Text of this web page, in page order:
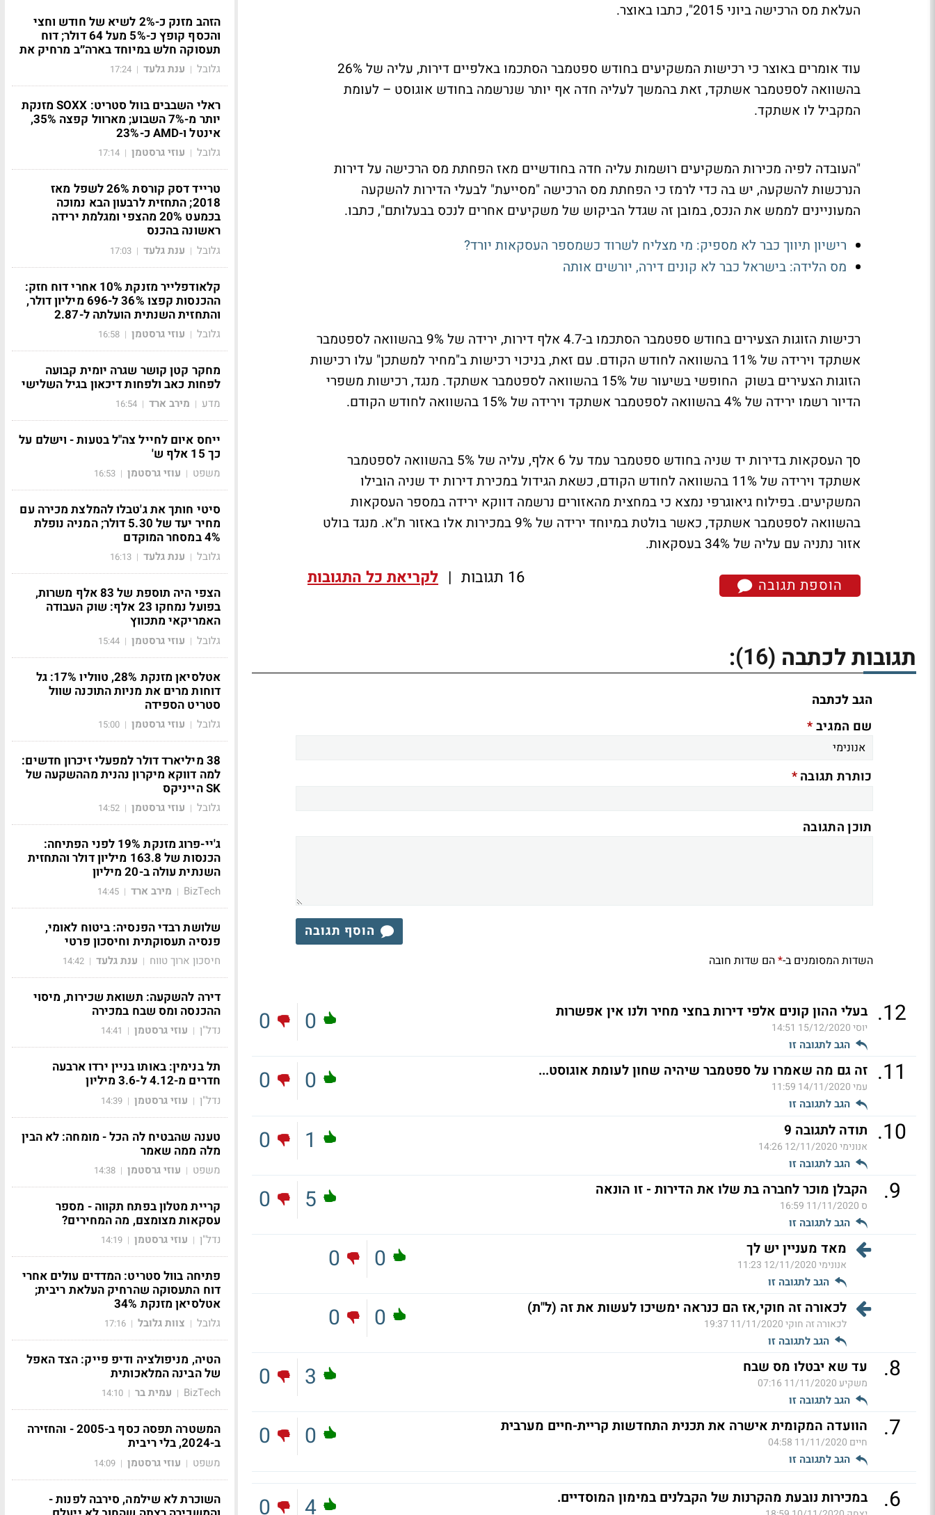
העלאת מס הרכישה ביוני 2015", כתבו באוצר.
עוד אומרים באוצר כי רכישות המשקיעים בחודש ספטמבר הסתכמו באלפיים דירות, עליה של 26%
בהשוואה לספטמבר אשתקד, זאת בהמשך לעליה חדה אף יותר שנרשמה בחודש אוגוסט – לעומת
המקביל לו אשתקד.
"העובדה לפיה מכירות המשקיעים רושמות עליה חדה בחודשיים מאז הפחתת מס הרכישה על דירות
הנרכשות להשקעה, יש בה כדי לרמז כי הפחתת מס הרכישה "מסייעת" לבעלי הדירות להשקעה
המעוניינים לממש את הנכס, במובן זה שגדל הביקוש של משקיעים אחרים לנכס בבעלותם", כתבו.
רישיון תיווך כבר לא מספיק: מי מצליח לשרוד כשמספר העסקאות יורד?
מס הלידה: בישראל כבר לא קונים דירה, יורשים אותה
רכישות הזוגות הצעירים בחודש ספטמבר הסתכמו ב-4.7 אלף דירות, ירידה של 9% בהשוואה לספטמבר
אשתקד וירידה של 11% בהשוואה לחודש הקודם. עם זאת, בניכוי רכישות ב"מחיר למשתכן" עלו רכישות
הזוגות הצעירים בשוק החופשי בשיעור של 15% בהשוואה לספטמבר אשתקד. מנגד, רכישות משפרי
הדיור רשמו ירידה של 4% בהשוואה לספטמבר אשתקד וירידה של 15% בהשוואה לחודש הקודם.
סך העסקאות בדירות יד שניה בחודש ספטמבר עמד על 6 אלף, עליה של 5% בהשוואה לספטמבר
אשתקד וירידה של 11% בהשוואה לחודש הקודם, כשאת הגידול במכירת דירות יד שניה הובילו
המשקיעים. בפילוח גיאוגרפי נמצא כי במחצית מהאזורים נרשמה דווקא ירידה במספר העסקאות
בהשוואה לספטמבר אשתקד, כאשר בולטת במיוחד ירידה של 9% במכירות אלו באזור ת"א. מנגד בולט
אזור נתניה עם עליה של 34% בעסקאות.
הוספת תגובה 16 תגובות | לקריאת כל התגובות
תגובות לכתבה (16)
:
הגב לכתבה
שם המגיב*
כותרת תגובה*
תוכן התגובה
הוסף תגובה
השדות המסומנים ב-*הם שדות חובה
12
. בעלי ההון קונים אלפי דירות בחצי מחיר ולנו אין אפשרות
יוסי15/12/2020 14:51
הגב לתגובה זו
0
0
11
. זה גם מה שאמרו על ספטמבר שיהיה שחון לעומת אוגוסט...
עמי14/11/2020 11:59
הגב לתגובה זו
0
0
10
. תודה לתגובה 9
אנונימי12/11/2020 14:26
הגב לתגובה זו
1
0
9
. הקבלן מוכר לחברה בת שלו את הדירות - זו הונאה
ס 11/11/2020 16:59
הגב לתגובה זו
5
0
מאד מעניין יש לך
אנונימי12/11/2020 11:23
הגב לתגובה זו
0
0
לכאורה זה חוקי,אז הם כנראה ימשיכו לעשות את זה (ל"ת)
לכאורה זה חוקי11/11/2020 19:37
הגב לתגובה זו
0
0
8
. עד שא יבטלו מס שבח
משקיע11/11/2020 07:16
הגב לתגובה זו
3
0
7
. הוועדה המקומית אישרה את תכנית התחדשות קריית-חיים מערבית
חיים 11/11/2020 04:58
הגב לתגובה זו
0
0
6
. במכירות נובעת מהקרנות של הקבלנים במימון המוסדיים. 4
0
הזהב מזנק כ-2% לשיא של חודש וחצי
והכסף קופץ כ-5% מעל 64 דולר; דוח
תעסוקה חלש במיוחד בארה״ב מרחיק את
גלובל | ענת גלעד |
17:24
ראלי השבבים בוול סטריט: SOXX מזנקת
יותר מ-7% השבוע; מארוול קפצה 35%,
אינטל ו-AMD כ-23%
גלובל | עוזי גרסטמן |
17:14
טרייד דסק קורסת 26% לשפל מאז
2018; התחזית לרבעון הבא נמוכה
בכמעט 20% מהצפי ומגלמת ירידה
ראשונה בהכנס
גלובל | ענת גלעד |
17:03
קלאודפלייר מזנקת 10% אחרי דוח חזק:
ההכנסות קפצו 36% ל-696 מיליון דולר,
והתחזית השנתית הועלתה ל-2.87
גלובל | עוזי גרסטמן |
16:58
מחקר קטן קושר שגרה יומית קבועה
לפחות כאב ולפחות דיכאון בגיל השלישי
מדע | מירב ארד |
16:54
ייחס איום לחייל צה"ל בטעות - וישלם על
כך 15 אלף ש'
משפט | עוזי גרסטמן |
16:53
סיטי חותך את ג'טבלו להמלצת מכירה עם
מחיר יעד של 5.30 דולר; המניה נופלת
4% במסחר המוקדם
גלובל | ענת גלעד |
16:13
הצפי היה תוספת של 83 אלף משרות,
בפועל נמחקו 23 אלף: שוק העבודה
האמריקאי מתכווץ
גלובל | עוזי גרסטמן |
15:44
אטלסיאן מזנקת 28%, טווליו 17%: גל
דוחות מרים את מניות התוכנה שוול
סטריט הספידה
גלובל | עוזי גרסטמן |
15:00
38 מיליארד דולר למפעלי זיכרון חדשים:
למה דווקא מיקרון נהנית מההשקעה של
SK הייניקס
גלובל | עוזי גרסטמן |
14:52
ג'יי-פרוג מזנקת 19% לפני הפתיחה:
הכנסות של 163.8 מיליון דולר והתחזית
השנתית עולה ב-20 מיליון
BizTech
| מירב ארד |
14:45
שלושת רבדי הפנסיה: ביטוח לאומי,
פנסיה תעסוקתית וחיסכון פרטי
חיסכון ארוך טווח | ענת גלעד |
14:42
דירה להשקעה: תשואת שכירות, מיסוי
ההכנסה ומס שבח במכירה
נדל"ן | עוזי גרסטמן |
14:41
תל בנימין: באותו בניין ירדו ארבעה
חדרים מ-4.12 ל-3.6 מיליון
נדל"ן | עוזי גרסטמן |
14:39
טענה שהבטיח לה הכל - מומחה: לא הבין
מלה ממה שאמר
משפט | עוזי גרסטמן |
14:38
קריית מטלון בפתח תקווה - מספר
עסקאות מצומצם, מה המחירים?
נדל"ן | עוזי גרסטמן |
14:19
פתיחה בוול סטריט: המדדים עולים אחרי
דוח התעסוקה שהרחיק העלאת ריבית;
אטלסיאן מזנקת 34%
גלובל | צוות גלובל |
17:16
הטיה, מניפולציה ודיפ פייק: הצד האפל
של הבינה המלאכותית
BizTech
| עמית בר |
14:10
המשטרה תפסה כסף ב-2005 - והחזירה
ב-2024, בלי ריבית
משפט | עוזי גרסטמן |
14:09
השוכרת לא שילמה, סירבה לפנות -